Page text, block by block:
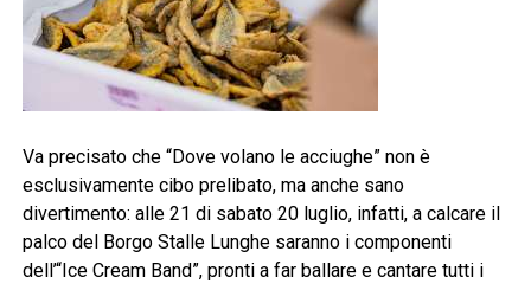
Va precisato che “Dove volano le acciughe” non è
esclusivamente cibo prelibato, ma anche sano
divertimento: alle 21 di sabato 20 luglio, infatti, a calcare il
palco del Borgo Stalle Lunghe saranno i componenti
dell’“Ice Cream Band”, pronti a far ballare e cantare tutti i